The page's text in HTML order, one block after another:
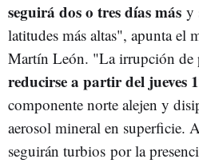
seguirá dos o tres días más y
latitudes más altas", apunta el
Martín León. "La irrupción de
reducirse a partir del jueves
componente norte alejen y
aerosol mineral en superficie.
seguirán turbios por la